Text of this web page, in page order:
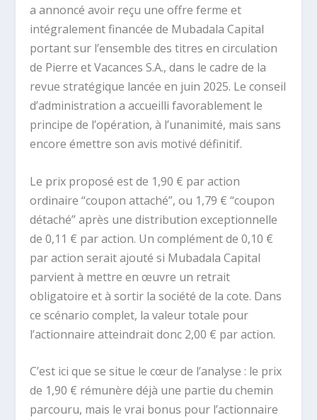
a annoncé avoir reçu une offre ferme et
intégralement financée de Mubadala Capital
portant sur l’ensemble des titres en circulation
de Pierre et Vacances S.A., dans le cadre de la
revue stratégique lancée en juin 2025. Le conseil
d’administration a accueilli favorablement le
principe de l’opération, à l’unanimité, mais sans
encore émettre son avis motivé définitif.
Le prix proposé est de 1,90 € par action
ordinaire “coupon attaché”, ou 1,79 € “coupon
détaché” après une distribution exceptionnelle
de 0,11 € par action. Un complément de 0,10 €
par action serait ajouté si Mubadala Capital
parvient à mettre en œuvre un retrait
obligatoire et à sortir la société de la cote. Dans
ce scénario complet, la valeur totale pour
l’actionnaire atteindrait donc 2,00 € par action.
C’est ici que se situe le cœur de l’analyse : le prix
de 1,90 € rémunère déjà une partie du chemin
parcouru, mais le vrai bonus pour l’actionnaire